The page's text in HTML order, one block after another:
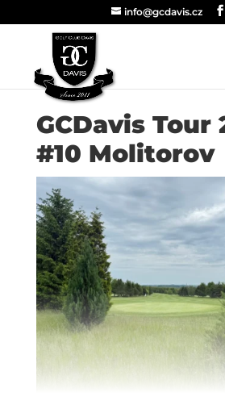
info@gcdavis.cz
GCDavis Tour
#10 Molitorov